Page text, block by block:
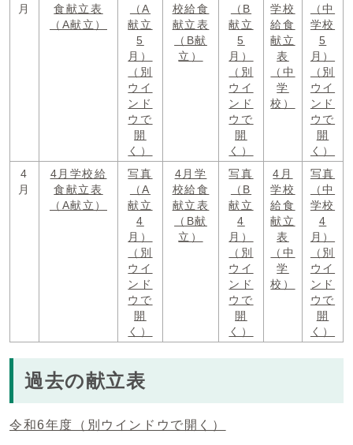
月
食献立表
（A献立）
（A
献立
5
月）
（別
ウイ
ンド
ウで
開
く）
校給食
献立表
（B献
立）
（B
献立
5
月）
（別
ウイ
ンド
ウで
開
く）
学校
給食
献立
表
（中
学
校）
（中
学校
5
月）
（別
ウイ
ンド
ウで
開
く）
4
月
4月学校給
食献立表
（A献立）
写真
（A
献立
4
月）
（別
ウイ
ンド
ウで
開
く）
4月学
校給食
献立表
（B献
立）
写真
（B
献立
4
月）
（別
ウイ
ンド
ウで
開
く）
4月
学校
給食
献立
表
（中
学
校）
写真
（中
学校
4
月）
（別
ウイ
ンド
ウで
開
く）
過去の献立表
令和6年度 （別ウインドウで開く）